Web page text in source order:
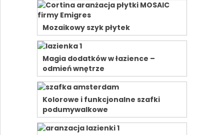
Mozaikowy szyk płytek
Magia dodatków w łazience –
odmień wnętrze
Kolorowe i funkcjonalne szafki
podumywalkowe